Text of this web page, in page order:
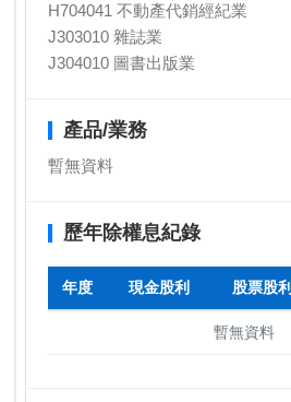
H704041 不動產代銷經紀業
J303010 雜誌業
J304010 圖書出版業
產品/業務
暫無資料
歷年除權息紀錄
年度 現金股利 股票股利
暫無資料